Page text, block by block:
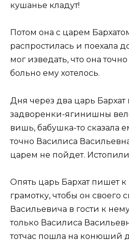
кушанье кладут!
Потом она с царем
распростилась и поехала
мог изведать, что она
больно ему хотелось.
Дня через два царь Бархат
задворенки-ягинишны
вишь, бабушка-то сказала
точно Василиса
царем не пойдет.
Опять царь Бархат пишет
грамотку, чтобы он своего
Васильевича в гости к
только Василиса
тотчас пошла на конюший